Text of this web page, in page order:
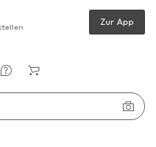
Zur App